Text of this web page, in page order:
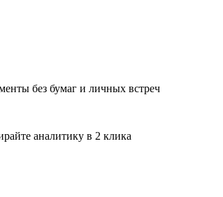
без бумаг и личных встреч
аналитику в 2 клика